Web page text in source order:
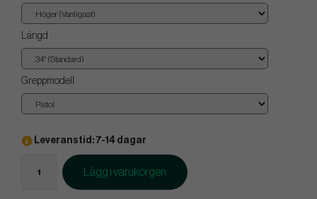
Längd
Greppmodell
Leveranstid: 7-14 dagar
Lägg i varukorgen